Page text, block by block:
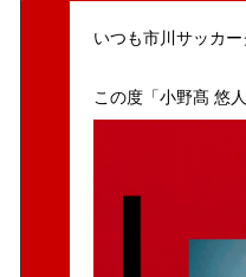
いつも市川サッカ
この度「小野髙 悠